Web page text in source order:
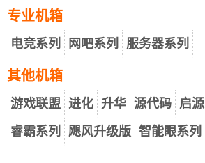
专业机箱
电竞系列 网吧系列 服务器系列
其他机箱
游戏联盟 进化 升华 源代码 启源
睿霸系列
飓风升级版 智能眼系列